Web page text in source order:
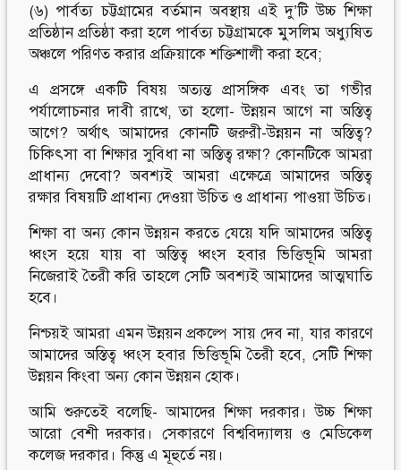
(৬) পার্বত্য চট্টগ্রামের বর্তমান অবস্থায় এই দু’টি উচ্চ শিক্ষা
প্রতিষ্ঠান প্রতিষ্ঠা করা হলে পার্বত্য চট্টগ্রামকে মুসলিম অধ্যুষিত
অঞ্চলে পরিণত করার প্রক্রিয়াকে শক্তিশালী করা হবে;
এ প্রসঙ্গে একটি বিষয় অত্যন্ত প্রাসঙ্গিক এবং তা গভীর
পর্যালোচনার দাবী রাখে, তা হলো- উন্নয়ন আগে না অস্তিত্ব
আগে? অর্থাৎ আমাদের কোনটি জরুরী-উন্নয়ন না অস্তিত্ব?
চিকিৎসা বা শিক্ষার সুবিধা না অস্তিত্ব রক্ষা? কোনটিকে আমরা
প্রাধান্য দেবো? অবশ্যই আমরা এক্ষেত্রে আমাদের অস্তিত্ব
রক্ষার বিষয়টি প্রাধান্য দেওয়া উচিত ও প্রাধান্য পাওয়া উচিত।
শিক্ষা বা অন্য কোন উন্নয়ন করতে যেয়ে যদি আমাদের অস্তিত্ব
ধ্বংস হয়ে যায় বা অস্তিত্ব ধ্বংস হবার ভিত্তিভূমি আমরা
নিজেরাই তৈরী করি তাহলে সেটি অবশ্যই আমাদের আত্মঘাতি
হবে।
নিশ্চয়ই আমরা এমন উন্নয়ন প্রকল্পে সায় দেব না, যার কারণে
আমাদের অস্তিত্ব ধ্বংস হবার ভিত্তিভূমি তৈরী হবে, সেটি শিক্ষা
উন্নয়ন কিংবা অন্য কোন উন্নয়ন হোক।
আমি শুরুতেই বলেছি- আমাদের শিক্ষা দরকার। উচ্চ শিক্ষা
আরো বেশী দরকার। সেকারণে বিশ্ববিদ্যালয় ও মেডিকেল
কলেজ দরকার। কিন্তু এ মূহুর্তে নয়।